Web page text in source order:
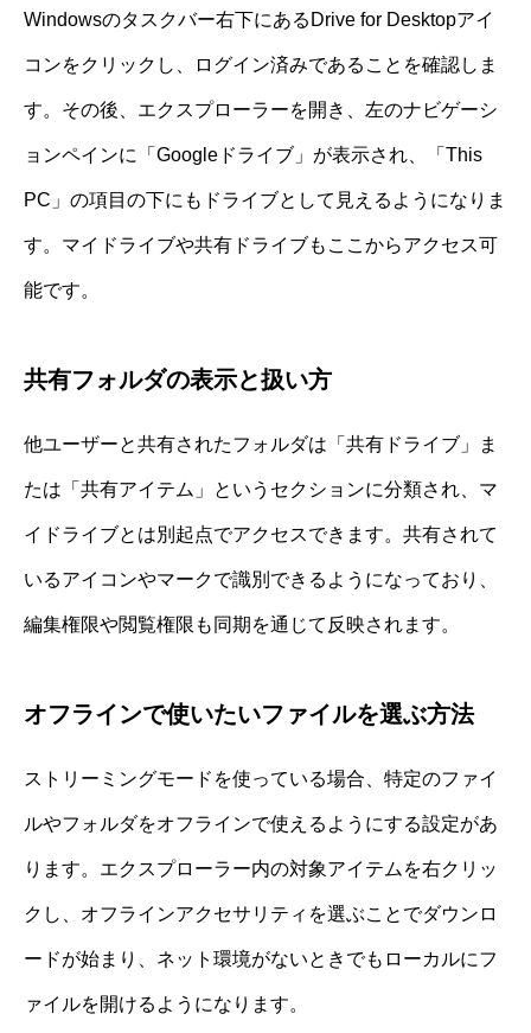
Windowsのタスクバー右下にあるDrive for Desktopアイ
コンをクリックし、ログイン済みであることを確認しま
す。その後、エクスプローラーを開き、左のナビゲーシ
ョンペインに「Googleドライブ」が表示され、「This
PC」の項目の下にもドライブとして見えるようになりま
す。マイドライブや共有ドライブもここからアクセス可
能です。
共有フォルダの表示と扱い方
他ユーザーと共有されたフォルダは「共有ドライブ」ま
たは「共有アイテム」というセクションに分類され、マ
イドライブとは別起点でアクセスできます。共有されて
いるアイコンやマークで識別できるようになっており、
編集権限や閲覧権限も同期を通じて反映されます。
オフラインで使いたいファイルを選ぶ方法
ストリーミングモードを使っている場合、特定のファイ
ルやフォルダをオフラインで使えるようにする設定があ
ります。エクスプローラー内の対象アイテムを右クリッ
クし、オフラインアクセサリティを選ぶことでダウンロ
ードが始まり、ネット環境がないときでもローカルにフ
ァイルを開けるようになります。